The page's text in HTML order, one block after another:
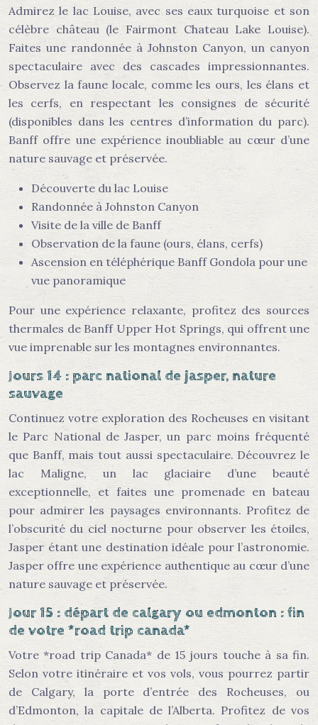
Admirez le lac Louise, avec ses eaux turquoise et son
célèbre château (le Fairmont Chateau Lake Louise).
Faites une randonnée à Johnston Canyon, un canyon
spectaculaire avec des cascades impressionnantes.
Observez la faune locale, comme les ours, les élans et
les cerfs, en respectant les consignes de sécurité
(disponibles dans les centres d’information du parc).
Banff offre une expérience inoubliable au cœur d’une
nature sauvage et préservée.
Découverte du lac Louise
Randonnée à Johnston Canyon
Visite de la ville de Banff
Observation de la faune (ours, élans, cerfs)
Ascension en téléphérique Banff Gondola pour une
vue panoramique
Pour une expérience relaxante, profitez des sources
thermales de Banff Upper Hot Springs, qui offrent une
vue imprenable sur les montagnes environnantes.
Jours 14 : parc national de jasper, nature
sauvage
Continuez votre exploration des Rocheuses en visitant
le Parc National de Jasper, un parc moins fréquenté
que Banff, mais tout aussi spectaculaire. Découvrez le
lac Maligne, un lac glaciaire d’une beauté
exceptionnelle, et faites une promenade en bateau
pour admirer les paysages environnants. Profitez de
l’obscurité du ciel nocturne pour observer les étoiles,
Jasper étant une destination idéale pour l’astronomie.
Jasper offre une expérience authentique au cœur d’une
nature sauvage et préservée.
Jour 15 : départ de calgary ou edmonton : fin
de votre *road trip canada*
Votre *road trip Canada* de 15 jours touche à sa fin.
Selon votre itinéraire et vos vols, vous pourrez partir
de Calgary, la porte d’entrée des Rocheuses, ou
d’Edmonton, la capitale de l’Alberta. Profitez de vos